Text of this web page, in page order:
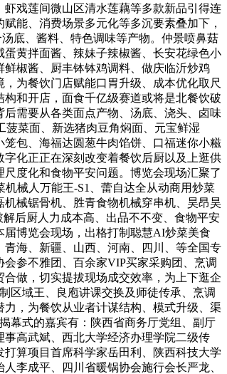
戏莲间微山区清水莲藕等多款新品引得连
能、消费场景多元化等多沉要素叠加下，
底、酱料、特色调味等产物。仲景喷鼻菇
黄拌面酱、辣妹子辣椒酱、长安花绿色小
椒酱、厨丰钵钵鸡调料、做庆临沂炒鸡
为餐饮门店赋能口胃升级、成本优化取尺
和开店，面食千亿级赛道或将是北餐饮破
需要从各类面点产物、汤底、浇头、卤味
菠菜面、新选猪肉豆角焖面、元宝鲜湿
包、海福达圆葱牛肉馅饼、口福迷你小糍
化正正在深刻改变着餐饮后厨以及上逛供
度化和食物平安问题。博览会现场汇聚了
械人万能王-S1、蕾自达全从动商用炒菜
械锯骨机、胜青食物机械穿串机、昊昂昊
后厨人力成本高、出品不不变、食物平安
博览会现场，出格打制聪慧AI炒菜美食
海、新疆、山西、河南、四川、等全国专
参不雅团、百余家VIP买家采购团、烹调
做，切实提拔现场成交效率，为上下逛企
区域王、良庖讲课交换及师徒传承、烹调
，为餐饮从业者计谋结构、模式升级、渠
幕式的嘉宾有：陕西省商务厅党组、副厅
高武斌、西北大学经济办理学院二级传
算项目首席科学家岳田利、陕西科技大学
李成平、四川省暖锅协会施行会长严龙、